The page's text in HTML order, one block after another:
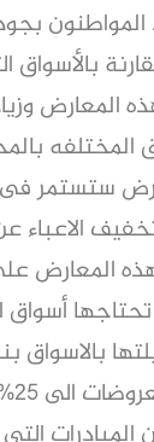
بالأسواق
المعارض
المختلفه
ستستمر
الاعباء
المعارض
تحتاجها